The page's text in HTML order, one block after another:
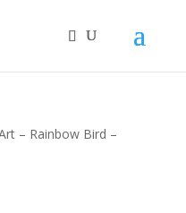
– Rainbow Bird –